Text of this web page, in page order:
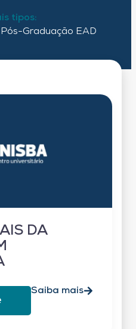
tipos:
Pós-Graduação EAD
DA
Saiba mais